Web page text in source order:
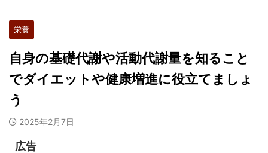
栄養
自身の基礎代謝や活動代謝量を知ること
でダイエットや健康増進に役立てましょ
う
2025年2月7日
広告